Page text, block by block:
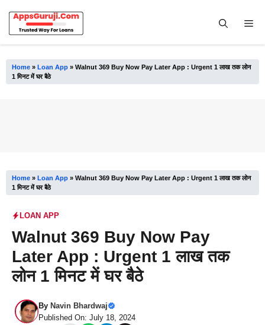
content
Home » Loan App » Walnut 369 Buy Now Pay Later App : Urgent 1 लाख तक लोन
1 मिनट में घर बैठे
Home » Loan App » Walnut 369 Buy Now Pay Later App : Urgent 1 लाख तक लोन
1 मिनट में घर बैठे
LOAN APP
Walnut 369 Buy Now Pay
Later App : Urgent 1 लाख तक
लोन 1 मिनट में घर बैठे
By Navin Bhardwaj
Published On: July 18, 2024